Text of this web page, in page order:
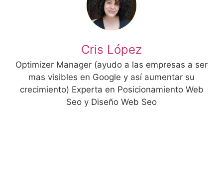
Cris López
Optimizer Manager (ayudo a las empresas a ser
mas visibles en Google y así aumentar su
crecimiento) Experta en Posicionamiento Web
Seo y Diseño Web Seo